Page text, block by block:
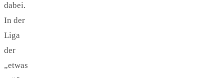
dabei.
In der
Liga
der
„etwas